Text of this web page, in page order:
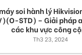
soi hành lý
STD) – Giải pháp
các khu vực công
Th3 23, 2024